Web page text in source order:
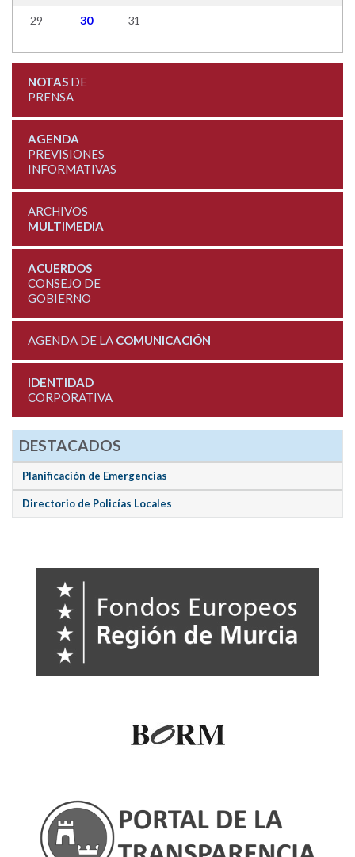
29 30 31
NOTASDE
PRENSA
AGENDA
PREVISIONES
INFORMATIVAS
ARCHIVOS
MULTIMEDIA
ACUERDOS
CONSEJO DE
GOBIERNO
AGENDA DE LA COMUNICACIÓN
IDENTIDAD
CORPORATIVA
DESTACADOS
Planificación de Emergencias
Directorio de Policías Locales